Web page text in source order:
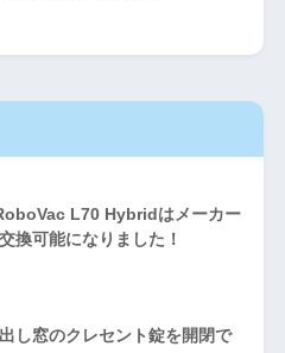
L70 Hybridはメーカー
換可能になりました！
し窓のクレセント錠を開閉で